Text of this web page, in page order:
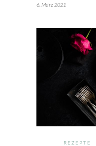
6. März 2021
REZEPTE